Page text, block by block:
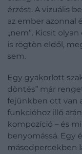
érzést. A vizuális
az ember azonnal
„nem”. Kicsit
is rögtön eldől,
sem.
Egy gyakorlott
döntés” már
fejünkben ott van
funkcióhoz illő
kompozíció – és
benyomássá. Egy
másodpercekben